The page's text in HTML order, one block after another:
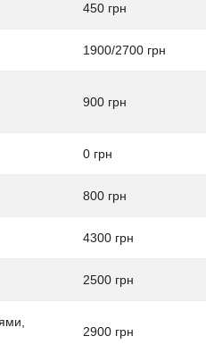
450 грн
1900/2700 грн
900 грн
0 грн
800 грн
4300 грн
2500 грн
2900 грн